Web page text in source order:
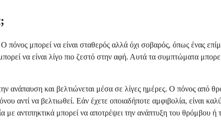
πόνος μπορεί να είναι σταθερός αλλά όχι σοβαρός, όπως ένας
να είναι λίγο πιο ζεστό στην αφή. Αυτά τα συμπτώματα
ανάπαυση και βελτιώνεται μέσα σε λίγες ημέρες. Ο πόνος από
αντί να βελτιωθεί. Εάν έχετε οποιαδήποτε αμφιβολία, είναι
αντιπηκτικά μπορεί να αποτρέψει την ανάπτυξη του θρόμβου ή